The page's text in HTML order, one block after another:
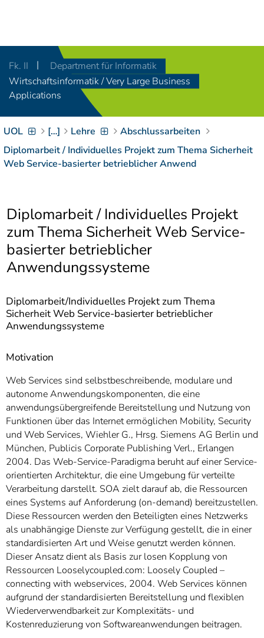
[Access-Key 8]
Zum Inhalt springen
[Access-Key 2]
Zur Suche springen
[Access-Key 4]
Zur Hauptnavigation
springen [ Access-Key
6 ]
9
Zur
Brotkrumennavigation
springen[Access-Key
7]
Barrierefreiheit
Fk. II
Department für Informatik
Wirtschaftsinformatik / Very Large Business
Applications
UOL […] Lehre
Abschlussarbeiten
Diplomarbeit / Individuelles Projekt zum Thema Sicherheit
Web Service-basierter betrieblicher Anwend
Diplomarbeit / Individuelles Projekt
zum Thema Sicherheit Web Service-
basierter betrieblicher
Anwendungssysteme
Diplomarbeit/Individuelles Projekt zum Thema
Sicherheit Web Service-basierter betrieblicher
Anwendungssysteme
Motivation
Web Services sind selbstbeschreibende, modulare und
autonome Anwendungskomponenten, die eine
anwendungsübergreifende Bereitstellung und Nutzung von
Funktionen über das Internet ermöglichen Mobility, Security
und Web Services, Wiehler G., Hrsg. Siemens AG Berlin und
München, Publicis Corporate Publishing Verl., Erlangen
2004. Das Web-Service-Paradigma beruht auf einer Service-
orientierten Architektur, die eine Umgebung für verteilte
Verarbeitung darstellt. SOA zielt darauf ab, die Ressourcen
eines Systems auf Anforderung (on-demand) bereitzustellen.
Diese Ressourcen werden den Beteiligten eines Netzwerks
als unabhängige Dienste zur Verfügung gestellt, die in einer
standardisierten Art und Weise genutzt werden können.
Dieser Ansatz dient als Basis zur losen Kopplung von
Ressourcen Looselycoupled.com: Loosely Coupled –
connecting with webservices, 2004. Web Services können
aufgrund der standardisierten Bereitstellung und flexiblen
Wiederverwendbarkeit zur Komplexitäts- und
Kostenreduzierung von Softwareanwendungen beitragen.